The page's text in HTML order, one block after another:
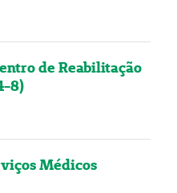
de Reabilitação
8)
Médicos